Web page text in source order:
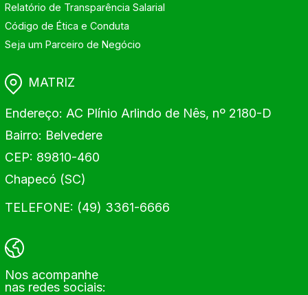
Relatório de Transparência Salarial
Código de Ética e Conduta
Seja um Parceiro de Negócio
MATRIZ
Endereço: AC Plínio Arlindo de Nês, nº 2180-D
Bairro: Belvedere
CEP: 89810-460
Chapecó (SC)
TELEFONE: (49) 3361-6666
Nos acompanhe
nas redes sociais: